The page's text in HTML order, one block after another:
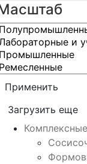
Применить
Загрузить еще